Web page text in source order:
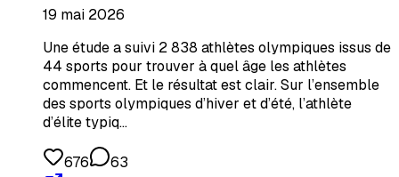
19 mai 2026
Une étude a suivi 2 838 athlètes olympiques issus de
44 sports pour trouver à quel âge les athlètes
commencent. Et le résultat est clair. Sur l’ensemble
des sports olympiques d’hiver et d’été, l’athlète
d’élite typiq…
676
63